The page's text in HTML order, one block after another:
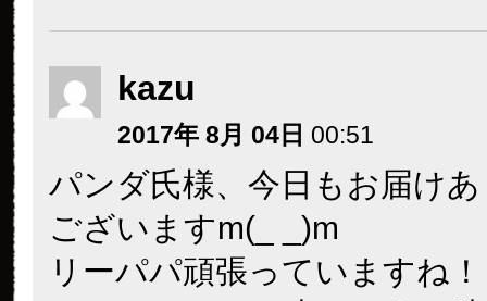
kazu
2017年 8月 04日 00:51
パンダ氏様、今日もお届け
ございますm(_ _)m
リーパパ頑張っていますね！